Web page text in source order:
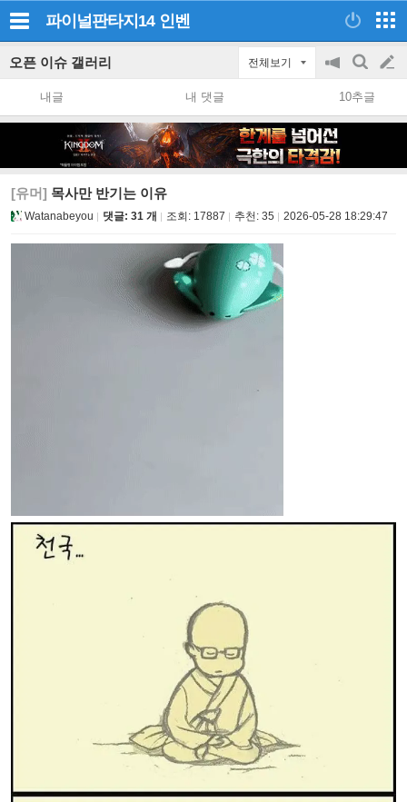
파이널판타지14 인벤
오픈 이슈 갤러리 전체보기
공
지
on/off
검
색
글
쓰
내글 내 댓글 10추글
[유머] 목사만 반기는 이유
Watanabeyou 댓글: 31 개 조회: 17887 추천: 35 2026-05-28 18:29:47